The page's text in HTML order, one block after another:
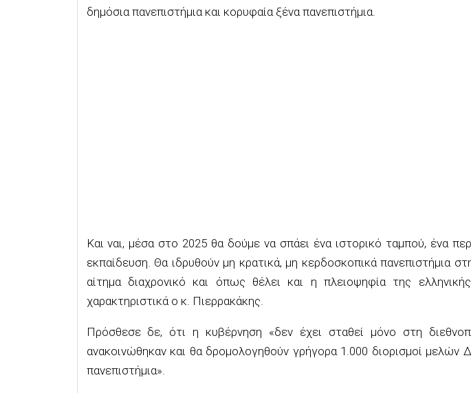
δημόσια πανεπιστήμια και κορυφαία ξένα πανεπιστήμια.
Και ναι, μέσα στο 2025 θα δούμε να σπάει ένα ιστορικό ταμπού, ένα
εκπαίδευση. Θα ιδρυθούν μη κρατικά, μη κερδοσκοπικά πανεπιστήμια
αίτημα διαχρονικό και όπως θέλει και η πλειοψηφία της
χαρακτηριστικά ο κ. Πιερρακάκης.
Πρόσθεσε δε, ότι η κυβέρνηση «δεν έχει σταθεί μόνο στη
ανακοινώθηκαν και θα δρομολογηθούν γρήγορα 1.000 διορισμοί μελών
πανεπιστήμια».